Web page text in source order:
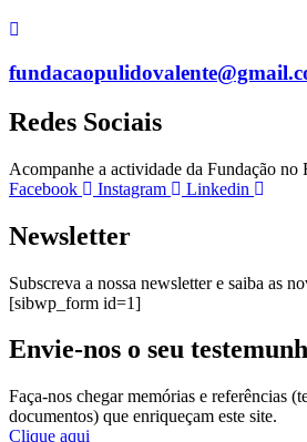
Redes Sociais
Acompanhe a actividade da Fundação no
Facebook
Instagram Linkedin
Newsletter
Subscreva a nossa newsletter e saiba as
[sibwp_form id=1]
Envie-nos o seu
Faça-nos chegar memórias e referências
documentos) que enriqueçam este site.
Clique aqui